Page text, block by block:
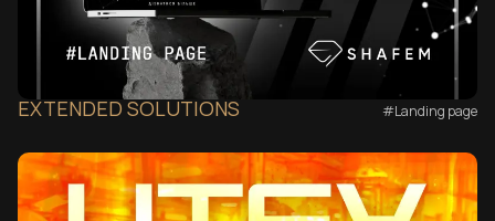
EXTENDED SOLUTIONS #Landing page